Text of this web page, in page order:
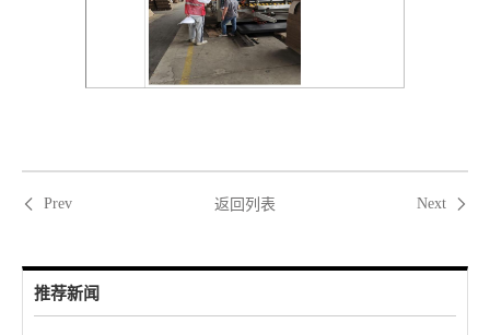
Prev 返回列表 Next
推荐新闻